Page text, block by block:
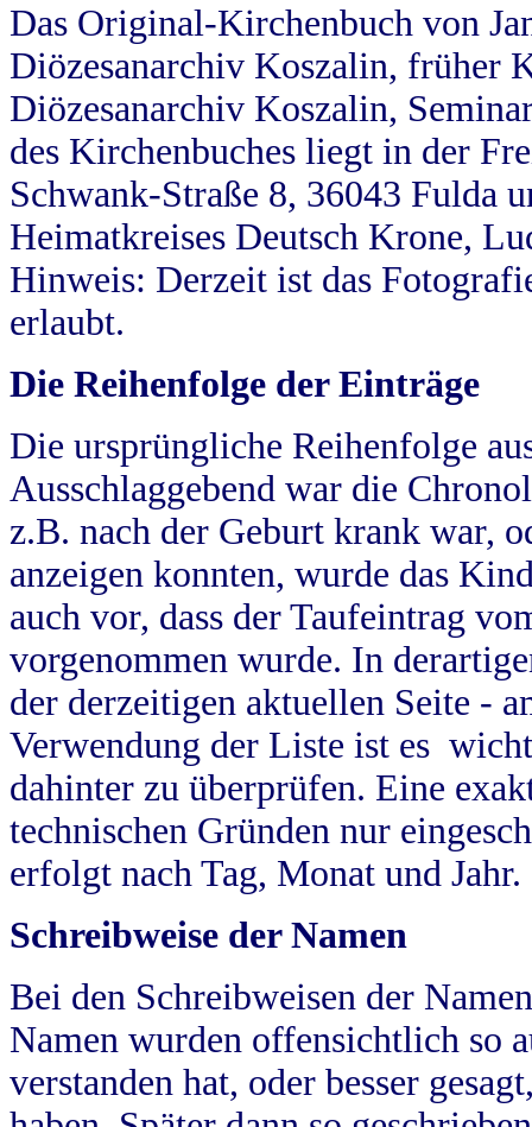
Das Original-Kirchenbuch von
Diözesanarchiv Koszalin, früher
Diözesanarchiv Koszalin,
des Kirchenbuches liegt in der
Schwank-Straße 8, 36043 Fulda
Heimatkreises Deutsch Krone,
Hinweis: Derzeit ist das
erlaubt.
Die Reihenfolge der Einträge
Die ursprüngliche Reihenfolge
Ausschlaggebend war die
z.B. nach der Geburt krank war,
anzeigen konnten, wurde das
auch vor, dass der Taufeintrag
vorgenommen wurde. In
der derzeitigen aktuellen Seite -
Verwendung der Liste ist es
dahinter zu überprüfen. Eine
technischen Gründen nur
erfolgt nach Tag, Monat und Jahr.
Schreibweise der Namen
Bei den Schreibweisen der
Namen wurden offensichtlich so
verstanden hat, oder besser